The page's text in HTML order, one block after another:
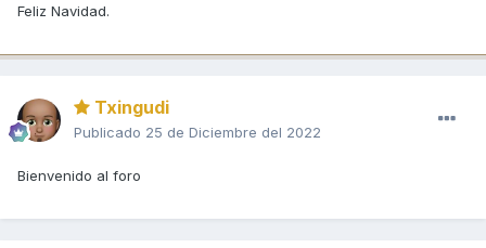
Feliz Navidad.
Txingudi
Publicado 25 de Diciembre del 2022
Bienvenido al foro